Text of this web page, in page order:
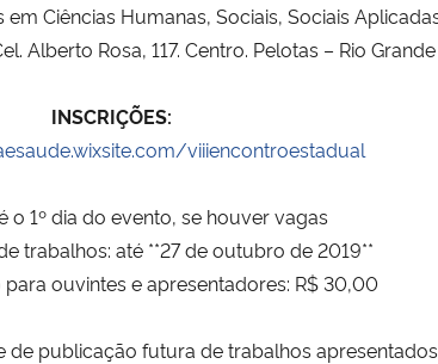
Ciências Humanas, Sociais, Sociais
Alberto Rosa, 117. Centro. Pelotas – Rio
INSCRIÇÕES:
viiiencontroestadual
o 1º dia do evento, se houver vagas
trabalhos: até **27 de outubro de 2019**
ouvintes e apresentadores: R$ 30,00
de publicação futura de trabalhos